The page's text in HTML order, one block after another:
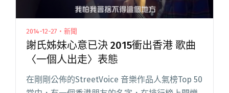
2014-12-27・新聞
謝氏姊妹心意已決 2015衝出香港 歌曲
〈一個人出走〉表態
在剛剛公佈的StreetVoice 音樂作品人氣榜Top 50